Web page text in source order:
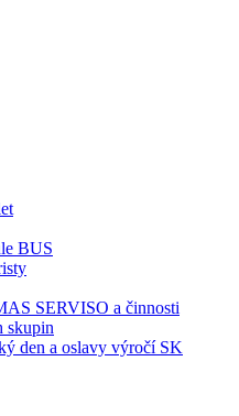
BUS
SERVISO a činnosti
skupin
den a oslavy výročí SK